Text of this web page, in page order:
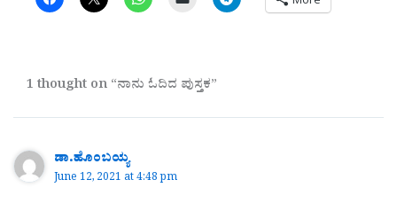
1 thought on “ನಾನು ಓದಿದ ಪುಸ್ತಕ”
ಡಾ.ಹೊಂಬಯ್ಯ
June 12, 2021 at 4:48 pm